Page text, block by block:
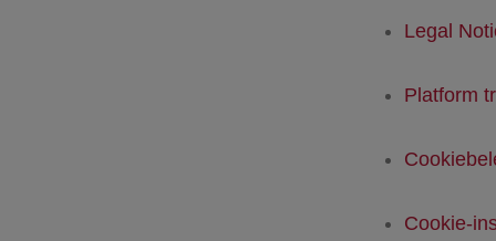
Legal
Platform
Cookie-